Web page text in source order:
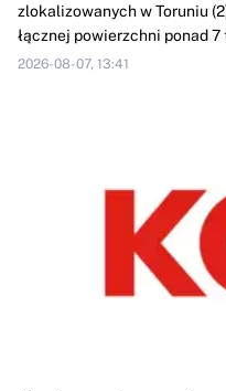
zlokalizowanych w Toruniu
łącznej powierzchni ponad
2026-08-07, 13:41